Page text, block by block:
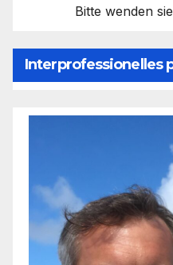
Bitte wenden
Interprofessionelles